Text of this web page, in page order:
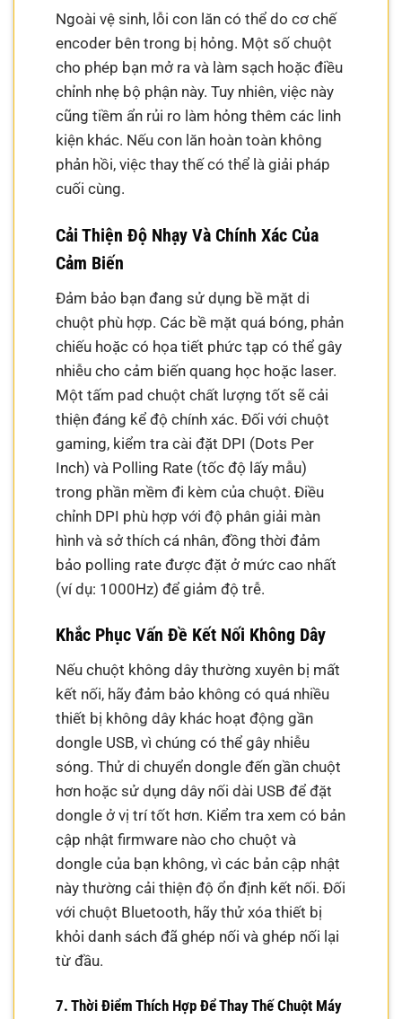
Ngoài vệ sinh, lỗi con lăn có thể do cơ chế
encoder bên trong bị hỏng. Một số chuột
cho phép bạn mở ra và làm sạch hoặc điều
chỉnh nhẹ bộ phận này. Tuy nhiên, việc này
cũng tiềm ẩn rủi ro làm hỏng thêm các linh
kiện khác. Nếu con lăn hoàn toàn không
phản hồi, việc thay thế có thể là giải pháp
cuối cùng.
Cải Thiện Độ Nhạy Và Chính Xác Của
Cảm Biến
Đảm bảo bạn đang sử dụng bề mặt di
chuột phù hợp. Các bề mặt quá bóng, phản
chiếu hoặc có họa tiết phức tạp có thể gây
nhiễu cho cảm biến quang học hoặc laser.
Một tấm pad chuột chất lượng tốt sẽ cải
thiện đáng kể độ chính xác. Đối với chuột
gaming, kiểm tra cài đặt DPI (Dots Per
Inch) và Polling Rate (tốc độ lấy mẫu)
trong phần mềm đi kèm của chuột. Điều
chỉnh DPI phù hợp với độ phân giải màn
hình và sở thích cá nhân, đồng thời đảm
bảo polling rate được đặt ở mức cao nhất
(ví dụ: 1000Hz) để giảm độ trễ.
Khắc Phục Vấn Đề Kết Nối Không Dây
Nếu chuột không dây thường xuyên bị mất
kết nối, hãy đảm bảo không có quá nhiều
thiết bị không dây khác hoạt động gần
dongle USB, vì chúng có thể gây nhiễu
sóng. Thử di chuyển dongle đến gần chuột
hơn hoặc sử dụng dây nối dài USB để đặt
dongle ở vị trí tốt hơn. Kiểm tra xem có bản
cập nhật firmware nào cho chuột và
dongle của bạn không, vì các bản cập nhật
này thường cải thiện độ ổn định kết nối. Đối
với chuột Bluetooth, hãy thử xóa thiết bị
khỏi danh sách đã ghép nối và ghép nối lại
từ đầu.
7. Thời Điểm Thích Hợp Để Thay Thế Chuột Máy